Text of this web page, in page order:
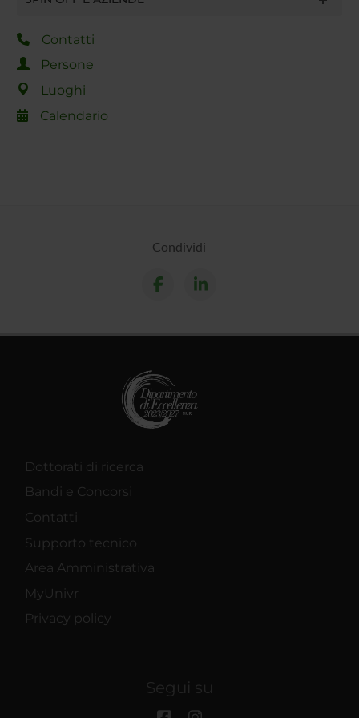
Contatti
Persone
Luoghi
Calendario
Condividi
Dottorati di ricerca
Bandi e Concorsi
Contatti
Supporto tecnico
Area Amministrativa
MyUnivr
Privacy policy
Segui su